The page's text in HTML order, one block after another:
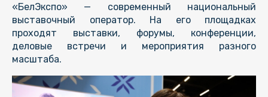
«БелЭкспо» — современный национальный
выставочный оператор. На его площадках
проходят выставки, форумы, конференции,
деловые встречи и мероприятия разного
масштаба.